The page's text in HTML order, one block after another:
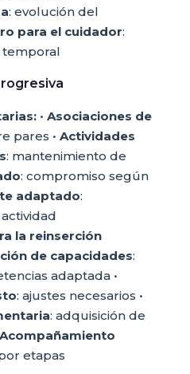
: evolución del
para el cuidador:
temporal
• Asociaciones de
pares • Actividades
: mantenimiento de
: compromiso según
adaptado:
la reinserción
de capacidades:
adaptada •
: ajustes necesarios •
: adquisición de
Acompañamiento
etapas